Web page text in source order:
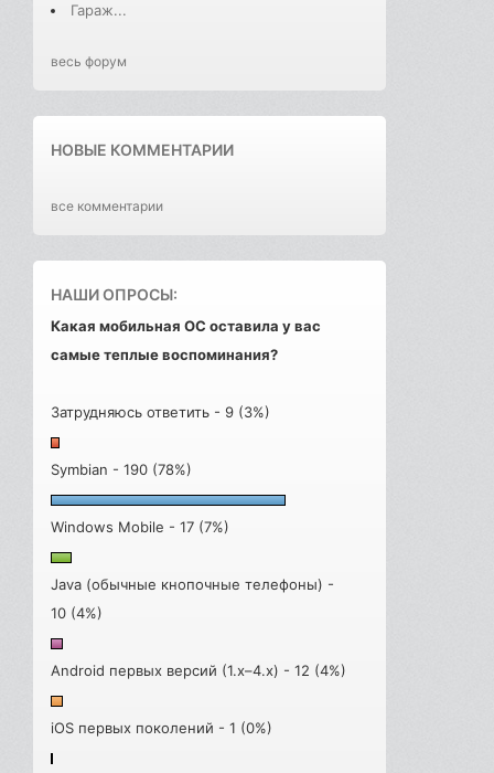
Гараж...
весь форум
НОВЫЕ КОММЕНТАРИИ
все комментарии
НАШИ ОПРОСЫ:
Какая мобильная ОС оставила у вас
самые теплые воспоминания?
Затрудняюсь ответить - 9 (3%)
Symbian - 190 (78%)
Windows Mobile - 17 (7%)
Java (обычные кнопочные телефоны) -
10 (4%)
Android первых версий (1.x–4.x) - 12 (4%)
iOS первых поколений - 1 (0%)